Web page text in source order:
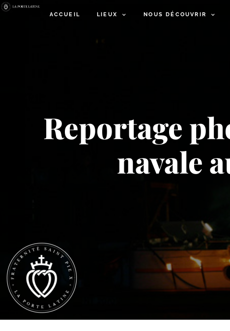
ACCUEIL LIEUX NOUS DÉCOUVRIR
Reportage
navale